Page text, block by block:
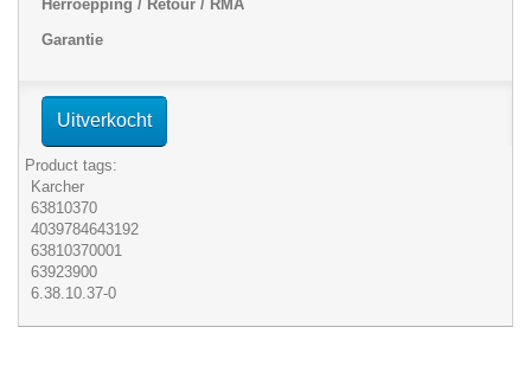
Herroepping / Retour / RMA
Garantie
Uitverkocht
Product tags:
Karcher
63810370
4039784643192
63810370001
63923900
6.38.10.37-0